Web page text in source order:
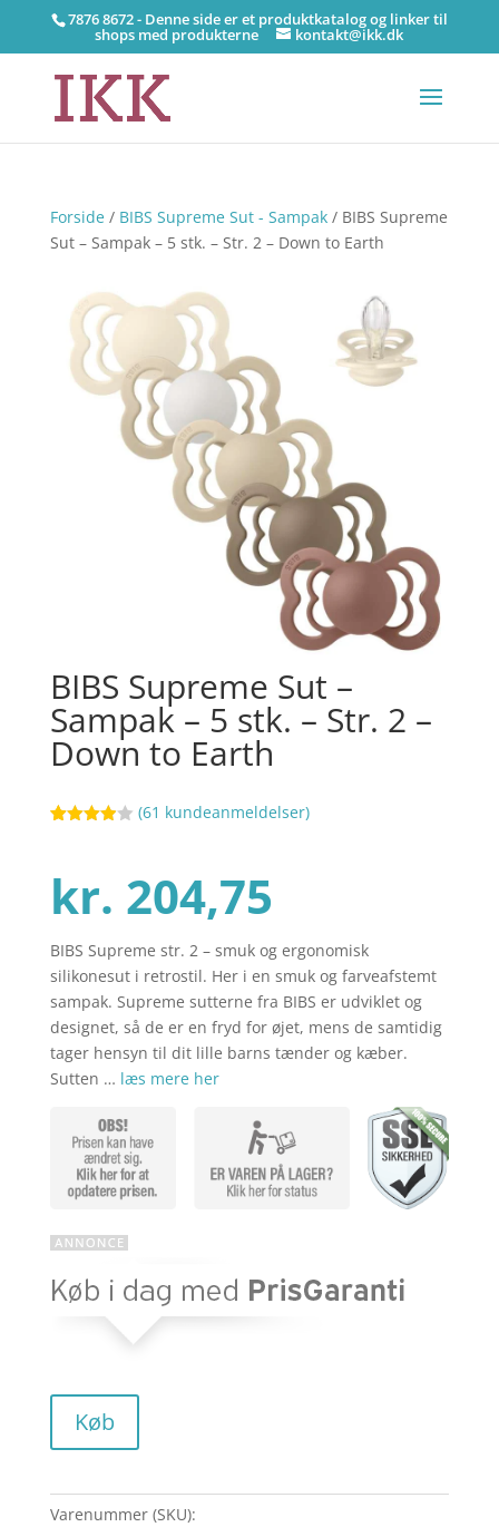
7876 8672 - Denne side er et produktkatalog og linker til
shops med produkterne kontakt@ikk.dk
Forside/ BIBS Supreme Sut - Sampak/ BIBS Supreme
Sut – Sampak – 5 stk. – Str. 2 – Down to Earth
BIBS Supreme Sut –
Sampak – 5 stk. – Str. 2 –
Down to Earth
baseret
på
kundebed
er
(61 kundeanmeldelser)
kr. 204,75
BIBS Supreme str. 2 – smuk og ergonomisk
silikonesut i retrostil. Her i en smuk og farveafstemt
sampak. Supreme sutterne fra BIBS er udviklet og
designet, så de er en fryd for øjet, mens de samtidig
tager hensyn til dit lille barns tænder og kæber.
Sutten … læs mere her
Køb
Varenummer (SKU):